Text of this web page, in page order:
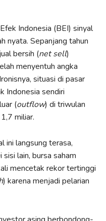
Indonesia (BEI) sinyal
nyata. Sepanjang tahun
bersih (net sell)
menyentuh angka
situasi di pasar
Indonesia sendiri
(outflow) di triwulan
miliar.
ini langsung terasa,
lain, bursa saham
mencetak rekor tertinggi
) karena menjadi pelarian